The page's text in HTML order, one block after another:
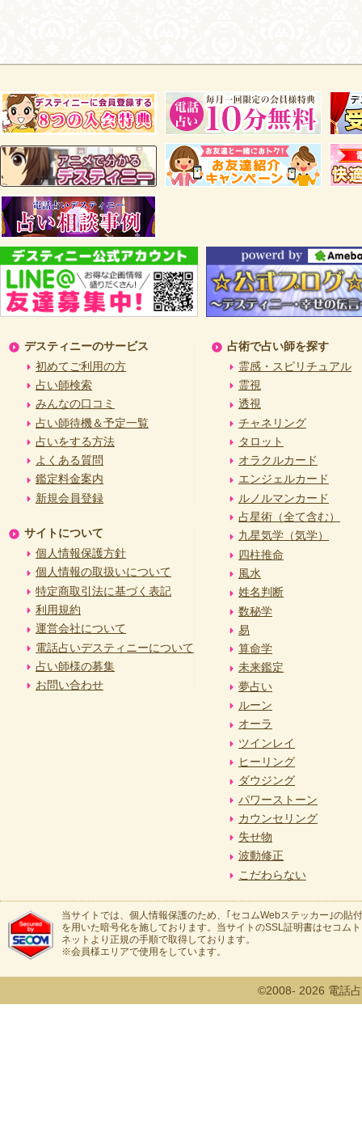
デスティニーのサービス
初めてご利用の方
占い師検索
みんなの口コミ
占い師待機＆予定一覧
占いをする方法
よくある質問
鑑定料金案内
新規会員登録
サイトについて
個人情報保護方針
個人情報の取扱いについて
特定商取引法に基づく表記
利用規約
運営会社について
電話占いデスティニーについて
占い師様の募集
お問い合わせ
占術で占い師を探す
霊感・スピリチュアル
霊視
透視
チャネリング
タロット
オラクルカード
エンジェルカード
ルノルマンカード
占星術（全て含む）
九星気学（気学）
四柱推命
風水
姓名判断
数秘学
易
算命学
未来鑑定
夢占い
ルーン
オーラ
ツインレイ
ヒーリング
ダウジング
パワーストーン
カウンセリング
失せ物
波動修正
こだわらない
当サイトでは、個人情報保護のため、｢セコムWebステッカー｣の貼
を用いた暗号化を施しております。当サイトのSSL証明書はセコム
ネットより正規の手順で取得しております。
※会員様エリアで使用をしています。
©2008- 2026 電話